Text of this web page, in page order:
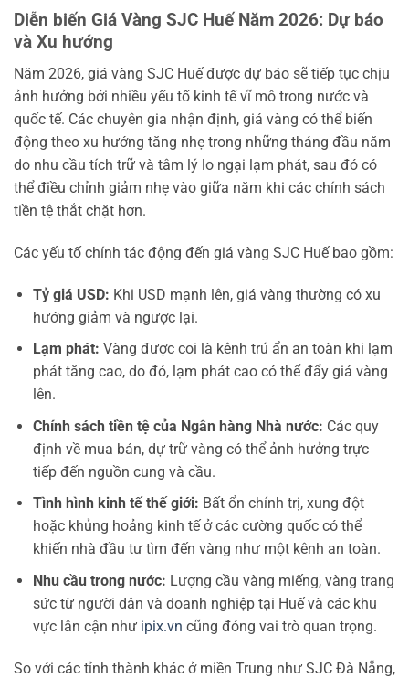
Diễn biến Giá Vàng SJC Huế Năm 2026: Dự báo
và Xu hướng
Năm 2026, giá vàng SJC Huế được dự báo sẽ tiếp tục chịu
ảnh hưởng bởi nhiều yếu tố kinh tế vĩ mô trong nước và
quốc tế. Các chuyên gia nhận định, giá vàng có thể biến
động theo xu hướng tăng nhẹ trong những tháng đầu năm
do nhu cầu tích trữ và tâm lý lo ngại lạm phát, sau đó có
thể điều chỉnh giảm nhẹ vào giữa năm khi các chính sách
tiền tệ thắt chặt hơn.
Các yếu tố chính tác động đến giá vàng SJC Huế bao gồm:
Tỷ giá USD: Khi USD mạnh lên, giá vàng thường có xu
hướng giảm và ngược lại.
Lạm phát: Vàng được coi là kênh trú ẩn an toàn khi lạm
phát tăng cao, do đó, lạm phát cao có thể đẩy giá vàng
lên.
Chính sách tiền tệ của Ngân hàng Nhà nước: Các quy
định về mua bán, dự trữ vàng có thể ảnh hưởng trực
tiếp đến nguồn cung và cầu.
Tình hình kinh tế thế giới: Bất ổn chính trị, xung đột
hoặc khủng hoảng kinh tế ở các cường quốc có thể
khiến nhà đầu tư tìm đến vàng như một kênh an toàn.
Nhu cầu trong nước: Lượng cầu vàng miếng, vàng trang
sức từ người dân và doanh nghiệp tại Huế và các khu
vực lân cận như ipix.vn cũng đóng vai trò quan trọng.
So với các tỉnh thành khác ở miền Trung như SJC Đà Nẵng,